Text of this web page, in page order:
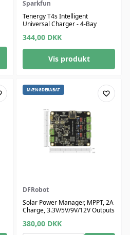
Sparkfun
Tenergy T4s Intelligent
Universal Charger - 4-Bay
344,00 DKK
Vis produkt
MÆNGDERABAT
DFRobot
Solar Power Manager, MPPT, 2A
Charge, 3.3V/5V/9V/12V Outputs
380,00 DKK